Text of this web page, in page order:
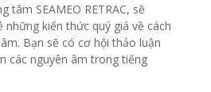
tâm SEAMEO RETRAC, sẽ
những kiến thức quý giá về cách
Bạn sẽ có cơ hội thảo luận
các nguyên âm trong tiếng